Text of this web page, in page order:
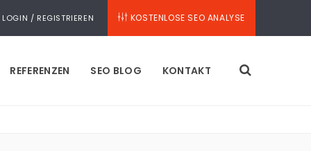
KOSTENLOSE SEO ANALYSE
LOGIN / REGISTRIEREN
REFERENZEN SEO BLOG KONTAKT